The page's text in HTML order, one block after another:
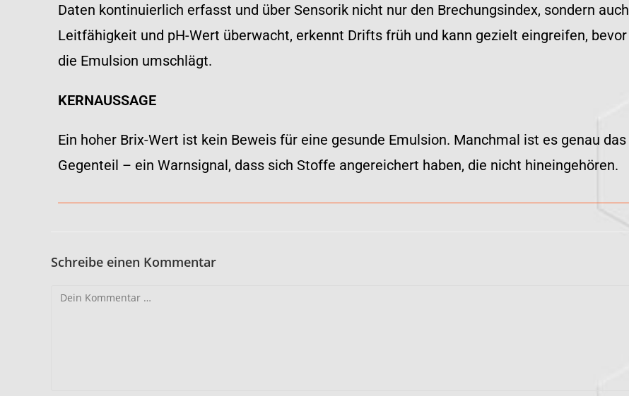
Daten kontinuierlich erfasst und über Sensorik nicht nur den Brechungsindex, sondern auch
Leitfähigkeit und pH-Wert überwacht, erkennt Drifts früh und kann gezielt eingreifen, bevor
die Emulsion umschlägt.
KERNAUSSAGE
Ein hoher Brix-Wert ist kein Beweis für eine gesunde Emulsion. Manchmal ist es genau das
Gegenteil – ein Warnsignal, dass sich Stoffe angereichert haben, die nicht hineingehören.
Schreibe einen Kommentar